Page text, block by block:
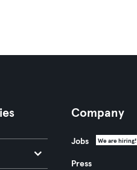
Company
Jobs We are hiring!
Press